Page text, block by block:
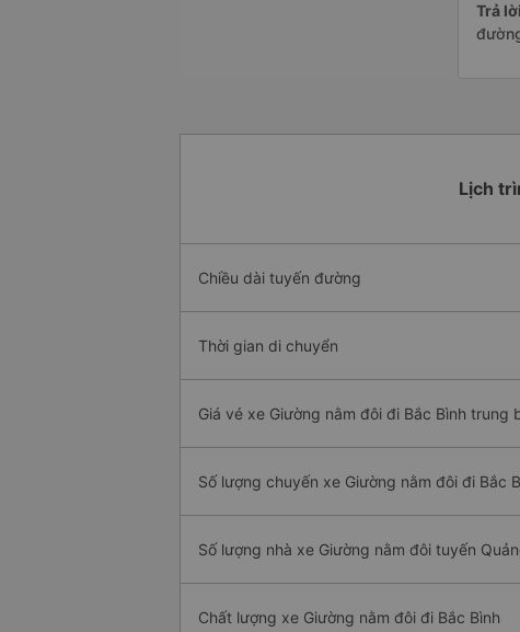
Trả
Lịch
Chiều dài tuyến đường
Thời gian di chuyển
Giá vé xe Giường nằm đôi đi Bắc Bình trung
Số lượng chuyến xe Giường nằm đôi đi Bắc
Số lượng nhà xe Giường nằm đôi tuyến
Chất lượng xe Giường nằm đôi đi Bắc Bình